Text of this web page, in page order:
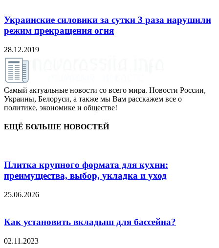
Украинские силовики за сутки 3 раза нарушили
режим прекращения огня
28.12.2019
Самый актуальные новости со всего мира. Новости России,
Украины, Белоруси, а также мы Вам расскажем все о
политике, экономике и обществе!
ЕЩЁ БОЛЬШЕ НОВОСТЕЙ
Плитка крупного формата для кухни:
преимущества, выбор, укладка и уход
25.06.2026
Как установить вкладыш для бассейна?
02.11.2023